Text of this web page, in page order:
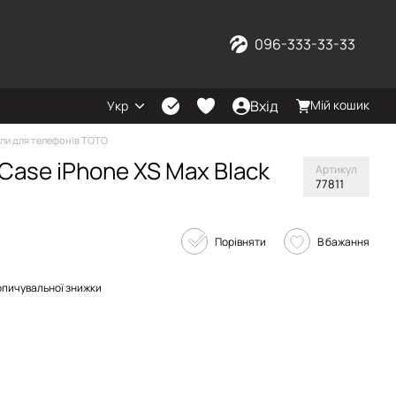
096-333-33-33
Укр Вхід Мій кошик
для телефонів TOTO
iPhone XS Max Black Артикул
77811
Порівняти В бажання
знижки